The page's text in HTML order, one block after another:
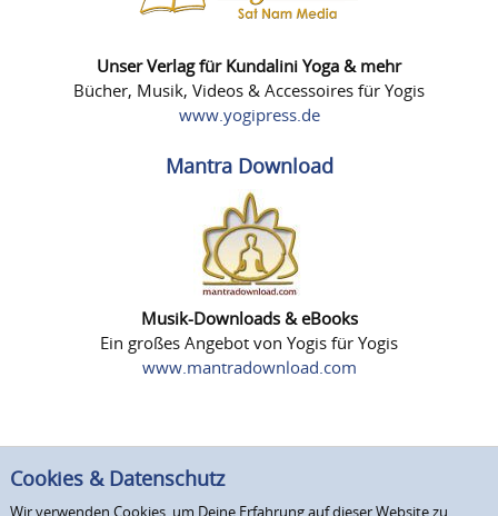
Unser Verlag für Kundalini Yoga & mehr
Bücher, Musik, Videos & Accessoires für Yogis
www.yogipress.de
Mantra Download
Musik-Downloads & eBooks
Ein großes Angebot von Yogis für Yogis
www.mantradownload.com
Cookies & Datenschutz
Wir verwenden Cookies, um Deine Erfahrung auf dieser Website zu